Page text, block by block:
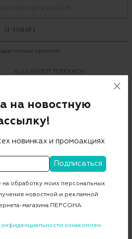
карте до 20%
О ТОВАРЕ
принтом.
ALEXANDER TEREKHOV
100% шелк
Россия
Россия
D1007/1415
торговым представителем
на новостную
новинках и промоакциях
обработку моих персональных
новостной и рекламной
магазина ПЕРСОНА.
ознакомлен.